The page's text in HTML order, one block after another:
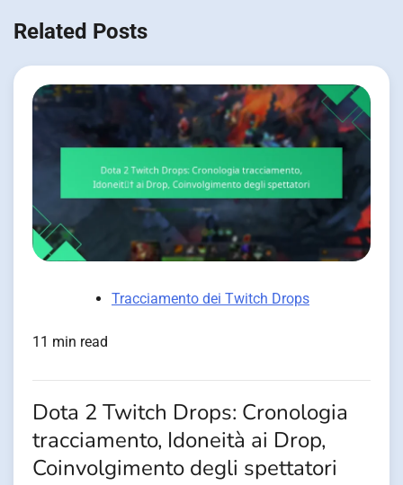
Related Posts
Tracciamento dei Twitch Drops
11 min read
Dota 2 Twitch Drops: Cronologia
tracciamento, Idoneità ai Drop,
Coinvolgimento degli spettatori